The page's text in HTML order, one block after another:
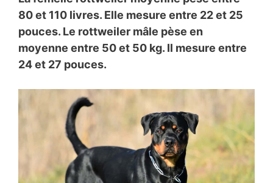
80 et 110 livres. Elle mesure entre 22 et 25
pouces. Le rottweiler mâle pèse en
moyenne entre 50 et 50 kg. Il mesure entre
24 et 27 pouces.